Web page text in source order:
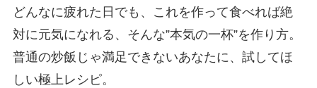
どんなに疲れた日でも、これを作って食べれば絶
対に元気になれる、そんな”本気の一杯”を作り方。
普通の炒飯じゃ満足できないあなたに、試してほ
しい極上レシピ。